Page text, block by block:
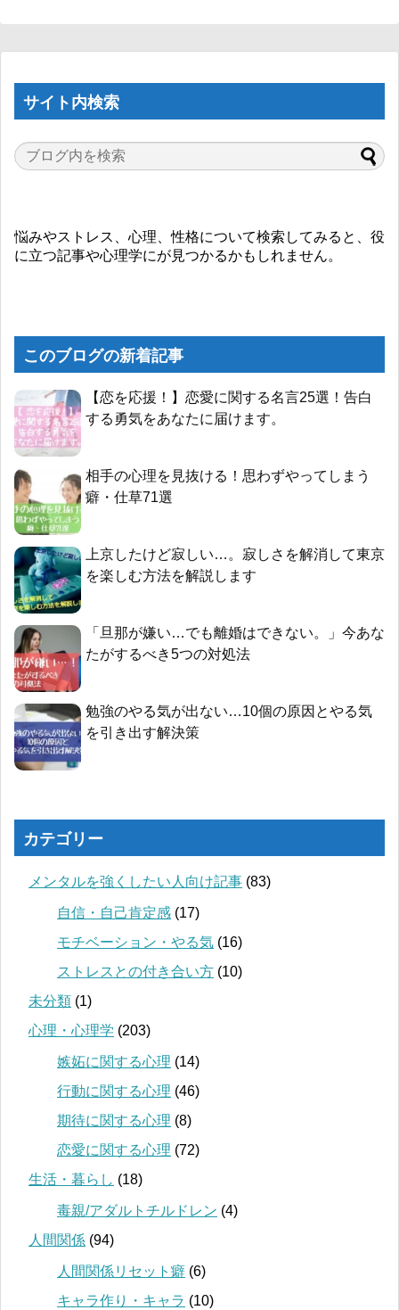
サイト内検索
悩みやストレス、心理、性格について検索してみると、役
に立つ記事や心理学にが見つかるかもしれません。
このブログの新着記事
【恋を応援！】恋愛に関する名言25選！告白
する勇気をあなたに届けます。
相手の心理を見抜ける！思わずやってしまう
癖・仕草71選
上京したけど寂しい…。寂しさを解消して東京
を楽しむ方法を解説します
「旦那が嫌い…でも離婚はできない。」今あな
たがするべき5つの対処法
勉強のやる気が出ない…10個の原因とやる気
を引き出す解決策
カテゴリー
メンタルを強くしたい人向け記事 (83)
自信・自己肯定感 (17)
モチベーション・やる気 (16)
ストレスとの付き合い方 (10)
未分類 (1)
心理・心理学 (203)
嫉妬に関する心理 (14)
行動に関する心理 (46)
期待に関する心理 (8)
恋愛に関する心理 (72)
生活・暮らし (18)
毒親/アダルトチルドレン (4)
人間関係 (94)
人間関係リセット癖 (6)
キャラ作り・キャラ (10)